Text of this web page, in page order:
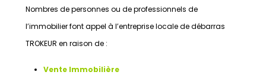
Nombres de personnes ou de professionnels de
l’immobilier font appel à l’entreprise locale de débarras
TROKEUR en raison de :
Vente Immobilière